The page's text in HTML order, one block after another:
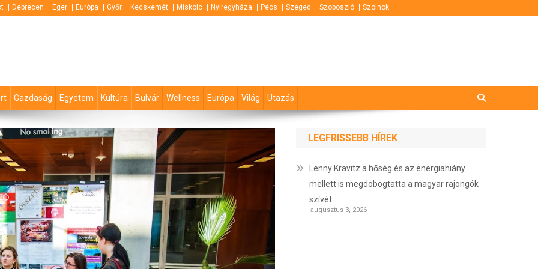
Debrecen Eger Európa Győr Kecskemét Miskolc Nyíregyháza Pécs Szeged Szoboszló Szolnok
Gazdaság Egyetem Kultúra Bulvár Wellness Európa Világ Utazás
LEGFRISSEBB HÍREK
Lenny Kravitz a hőség és az energiahiány
mellett is megdobogtatta a magyar rajongók
szívét
augusztus 3, 2026